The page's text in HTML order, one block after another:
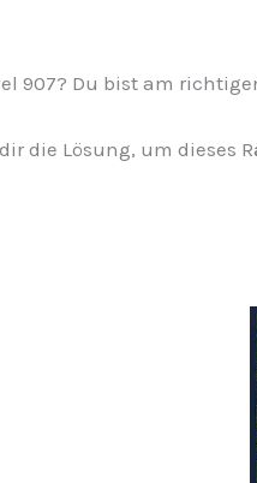
907? Du bist am
die Lösung, um dieses